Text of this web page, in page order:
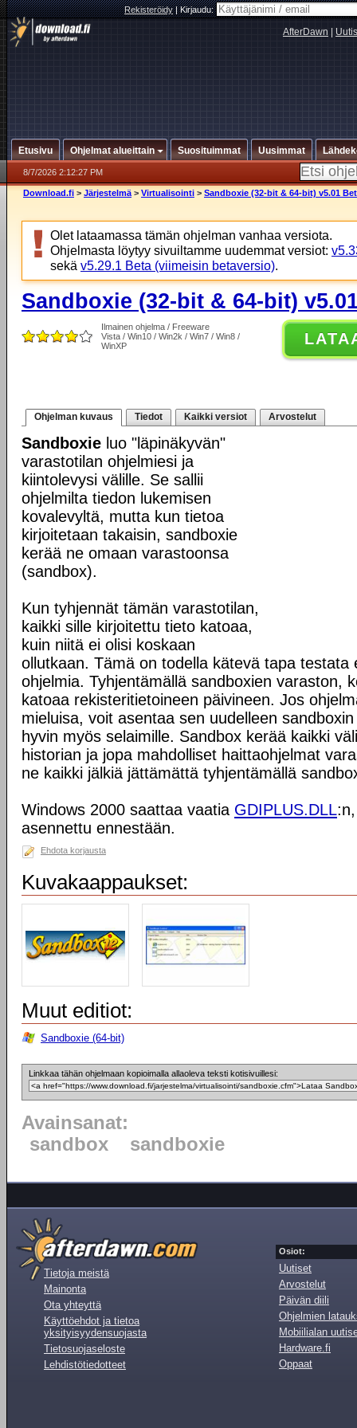
Rekisteröidy|Kirjaudu:
AfterDawn
Etusivu Ohjelmat alueittain Suosituimmat Uusimmat
8/7/2026 2:12:27 PM
Download.fi > Järjestelmä > Virtualisointi > Sandboxie (32-bit & 64-bit) v5.01
Olet lataamassa tämän ohjelman vanhaa versiota.
Ohjelmasta löytyy sivuiltamme uudemmat versiot:
sekä v5.29.1 Beta (viimeisin betaversio).
Sandboxie (32-bit & 64-bit)
Ilmainen ohjelma / Freeware
Vista / Win10 / Win2k / Win7 / Win8 /
WinXP
Ohjelman kuvaus Tiedot Kaikki versiot Arvostelut
Sandboxie luo "läpinäkyvän"
varastotilan ohjelmiesi ja
kiintolevysi välille. Se sallii
ohjelmilta tiedon lukemisen
kovalevyltä, mutta kun tietoa
kirjoitetaan takaisin, sandboxie
kerää ne omaan varastoonsa
(sandbox).
Kun tyhjennät tämän varastotilan,
kaikki sille kirjoitettu tieto katoaa,
kuin niitä ei olisi koskaan
ollutkaan. Tämä on todella kätevä tapa testata
ohjelmia. Tyhjentämällä sandboxien varaston,
katoaa rekisteritietoineen päivineen. Jos
mieluisa, voit asentaa sen uudelleen
hyvin myös selaimille. Sandbox kerää kaikki
historian ja jopa mahdolliset haittaohjelmat
ne kaikki jälkiä jättämättä tyhjentämällä
Windows 2000 saattaa vaatia GDIPLUS.DLL
asennettu ennestään.
Ehdota korjausta
Kuvakaappaukset:
Muut editiot:
Sandboxie (64-bit)
Linkkaa tähän ohjelmaan kopioimalla allaoleva teksti kotisivuillesi:
Avainsanat:
sandbox
sandboxie
Tietoja meistä
Mainonta
Ota yhteyttä
Käyttöehdot ja tietoa
yksityisyydensuojasta
Tietosuojaseloste
Lehdistötiedotteet
Osiot:
Uutiset
Arvostelut
Päivän diili
Ohjelmien
Mobiilialan
Hardware.fi
Oppaat